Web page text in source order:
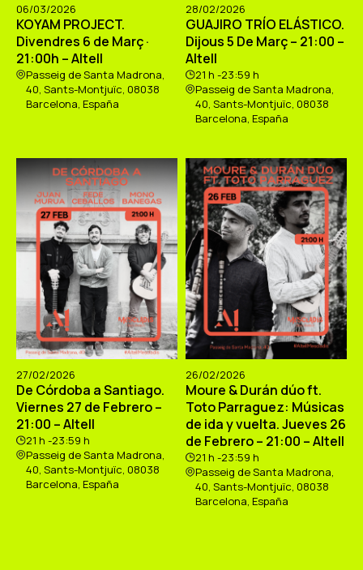
06/03/2026
KOYAM PROJECT.
Divendres 6 de Març ·
21:00h – Altell
Passeig de Santa Madrona,
40, Sants-Montjuïc, 08038
Barcelona, España
28/02/2026
GUAJIRO TRÍO ELÁSTICO.
Dijous 5 De Març – 21:00 –
Altell
21 h -23:59 h
Passeig de Santa Madrona,
40, Sants-Montjuïc, 08038
Barcelona, España
27/02/2026
De Córdoba a Santiago.
Viernes 27 de Febrero –
21:00 – Altell
21 h -23:59 h
Passeig de Santa Madrona,
40, Sants-Montjuïc, 08038
Barcelona, España
26/02/2026
Moure & Durán dúo ft.
Toto Parraguez: Músicas
de ida y vuelta. Jueves 26
de Febrero – 21:00 – Altell
21 h -23:59 h
Passeig de Santa Madrona,
40, Sants-Montjuïc, 08038
Barcelona, España